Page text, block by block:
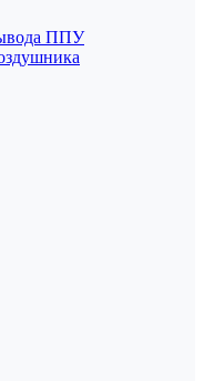
ППУ